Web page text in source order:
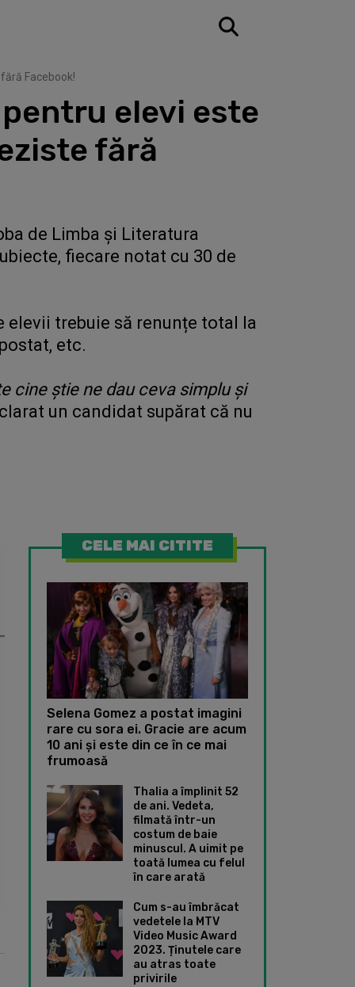
Facebook!
pentru elevi este
fără
de Limba și Literatura
fiecare notat cu 30 de
trebuie să renunțe total la
etc.
cine știe ne dau ceva simplu și
un candidat supărat că nu
CELE MAI CITITE
Selena Gomez a postat imagini
rare cu sora ei. Gracie are acum
10 ani și este din ce în ce mai
frumoasă
Thalia a împlinit 52
de ani. Vedeta,
filmată într-un
costum de baie
minuscul. A uimit pe
toată lumea cu felul
în care arată
Cum s-au îmbrăcat
vedetele la MTV
Video Music Award
2023. Ținutele care
au atras toate
privirile